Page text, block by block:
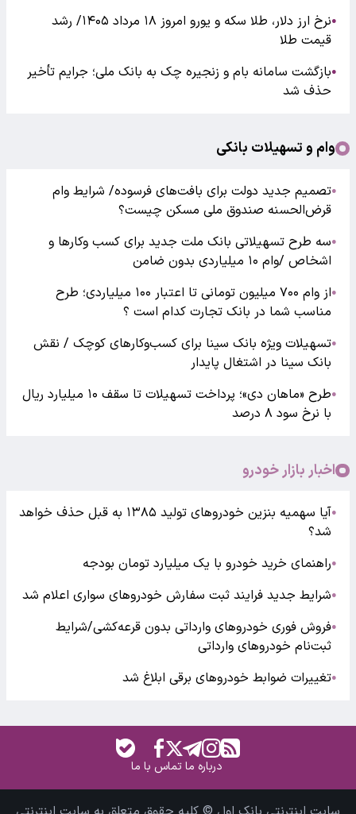
●
نرخ ارز دلار، طلا سکه و یورو امروز ۱۸ مرداد ۱۴۰۵/ رشد
قیمت طلا
●بازگشت سامانه بام و زنجیره چک به بانک ملی؛ جرایم تأخیر
حذف شد
وام و تسهیلات بانکی
●تصمیم جدید دولت برای بافت‌های فرسوده/ شرایط وام
قرض‌الحسنه صندوق ملی مسکن چیست؟
●سه طرح تسهیلاتی بانک ملت جدید برای کسب وکارها و
اشخاص /وام ۱۰ میلیاردی بدون ضامن
●
از وام ۷۰۰ میلیون تومانی تا اعتبار ۱۰۰ میلیاردی؛ طرح
مناسب شما در بانک تجارت کدام است ؟
●تسهیلات ویژه بانک سینا برای کسب‌وکارهای کوچک / نقش
بانک سینا در اشتغال پایدار
●
طرح «ماهان دی»؛ پرداخت تسهیلات تا سقف ۱۰ میلیارد ریال
با نرخ سود ۸ درصد
اخبار بازار خودرو
●
آیا سهمیه بنزین خودروهای تولید ۱۳۸۵ به قبل حذف خواهد
شد؟
●راهنمای خرید خودرو با یک میلیارد تومان بودجه
●شرایط جدید فرایند ثبت سفارش خودروهای سواری اعلام شد
●فروش فوری خودروهای وارداتی بدون قرعه‌کشی/شرایط
ثبت‌نام خودروهای وارداتی
●تغییرات ضوابط خودروهای برقی ابلاغ شد
درباره ماتماس با ما